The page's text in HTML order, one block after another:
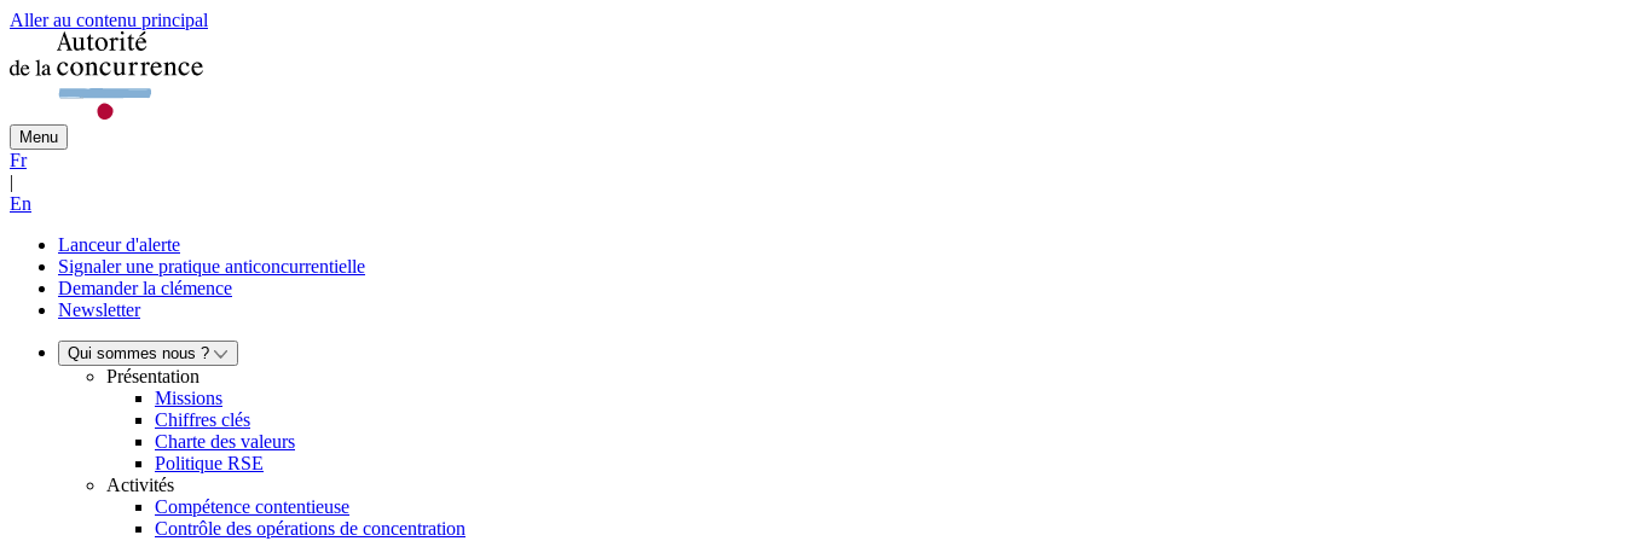
Aller au contenu principal
Menu
Fr
|
En
Lanceur d'alerte
Signaler une pratique anticoncurrentielle
Demander la clémence
Newsletter
Qui sommes nous ?
Présentation
Missions
Chiffres clés
Charte des valeurs
Politique RSE
Activités
Compétence contentieuse
Contrôle des opérations de concentration